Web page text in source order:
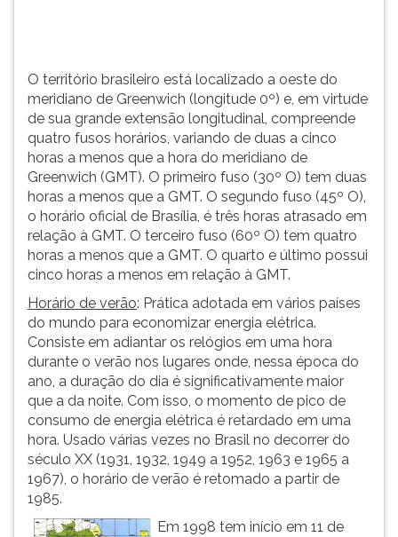
Para
pausar
leitura
pressione
(primeira
tecla
esquerda
para
continuar
pressione
(primeira
tecla
direita
O território brasileiro está localizado a oeste do
meridiano de Greenwich (longitude 0º) e, em virtude
de sua grande extensão longitudinal, compreende
quatro fusos horários, variando de duas a cinco
horas a menos que a hora do meridiano de
Greenwich (GMT). O primeiro fuso (30º O) tem duas
horas a menos que a GMT. O segundo fuso (45º O),
o horário oficial de Brasília, é três horas atrasado em
relação à GMT. O terceiro fuso (60º O) tem quatro
horas a menos que a GMT. O quarto e último possui
cinco horas a menos em relação à GMT.
Horário de verão: Prática adotada em vários países
do mundo para economizar energia elétrica.
Consiste em adiantar os relógios em uma hora
durante o verão nos lugares onde, nessa época do
ano, a duração do dia é significativamente maior
que a da noite. Com isso, o momento de pico de
consumo de energia elétrica é retardado em uma
hora. Usado várias vezes no Brasil no decorrer do
século XX (1931, 1932, 1949 a 1952, 1963 e 1965 a
1967), o horário de verão é retomado a partir de
1985.
Em 1998 tem início em 11 de